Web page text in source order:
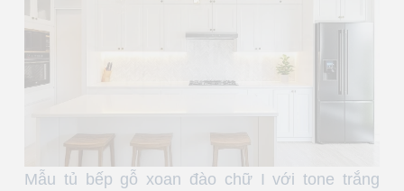
Mẫu tủ bếp gỗ xoan đào chữ I với tone trắng